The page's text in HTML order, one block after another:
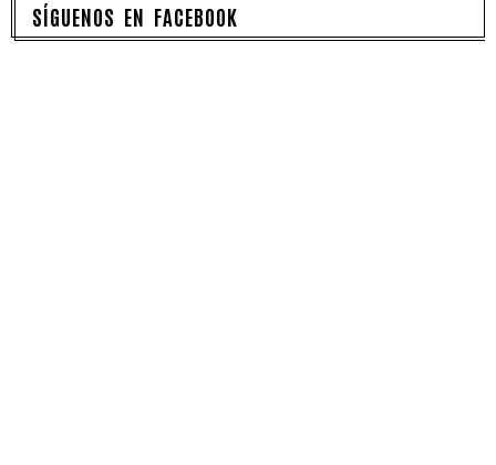
SÍGUENOS EN FACEBOOK